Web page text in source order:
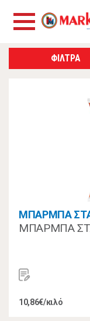
ΦΙΛΤΡΑ
ΜΠΑΡΜΠΑ
ΜΠΑΡΜΠΑ
10,86€/κιλό